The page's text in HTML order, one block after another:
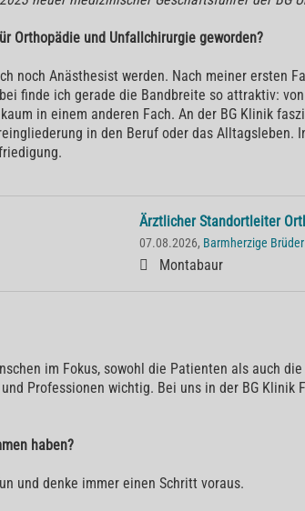
Orthopädie und Unfallchirurgie geworden?
noch Anästhesist werden. Nach meiner ersten
finde ich gerade die Bandbreite so attraktiv:
in einem anderen Fach. An der BG Klinik
in den Beruf oder das
Ärztlicher Standortleiter
07.08.2026, Barmherzige
Montabaur
im Fokus, sowohl die Patienten als auch
Professionen wichtig. Bei uns in der BG Klinik
haben?
und denke immer einen Schritt voraus.